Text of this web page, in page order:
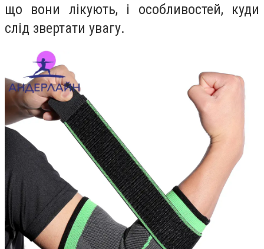
що вони лікують, і особливостей, куди
слід звертати увагу.